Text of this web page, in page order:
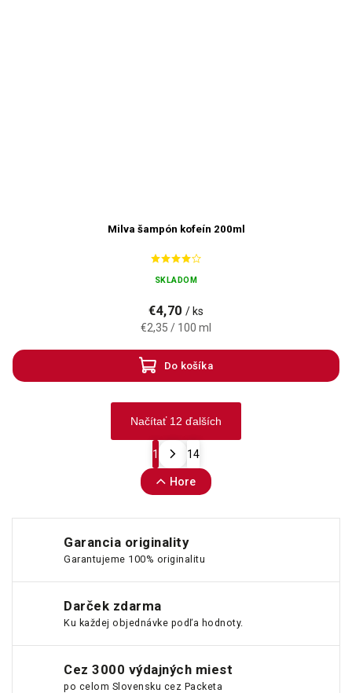
Milva šampón kofeín 200ml
SKLADOM
€4,70 / ks
€2,35 / 100 ml
Do košíka
Načítať 12 ďalších
1 14
Hore
Garancia originality
Garantujeme 100% originalitu
Darček zdarma
Ku každej objednávke podľa hodnoty.
Cez 3000 výdajných miest
po celom Slovensku cez Packeta